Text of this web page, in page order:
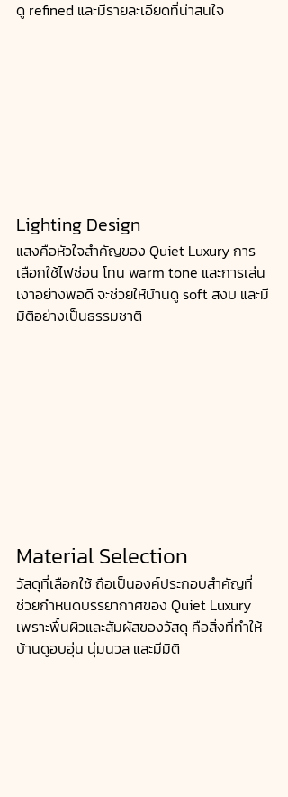
ดู refined และมีรายละเอียดที่น่าสนใจ
Lighting Design
แสงคือหัวใจสำคัญของ Quiet Luxury การ
เลือกใช้ไฟซ่อน โทน warm tone และการเล่น
เงาอย่างพอดี จะช่วยให้บ้านดู soft สงบ และมี
มิติอย่างเป็นธรรมชาติ
Material Selection
วัสดุที่เลือกใช้ ถือเป็นองค์ประกอบสำคัญที่
ช่วยกำหนดบรรยากาศของ Quiet Luxury
เพราะพื้นผิวและสัมผัสของวัสดุ คือสิ่งที่ทำให้
บ้านดูอบอุ่น นุ่มนวล และมีมิติ